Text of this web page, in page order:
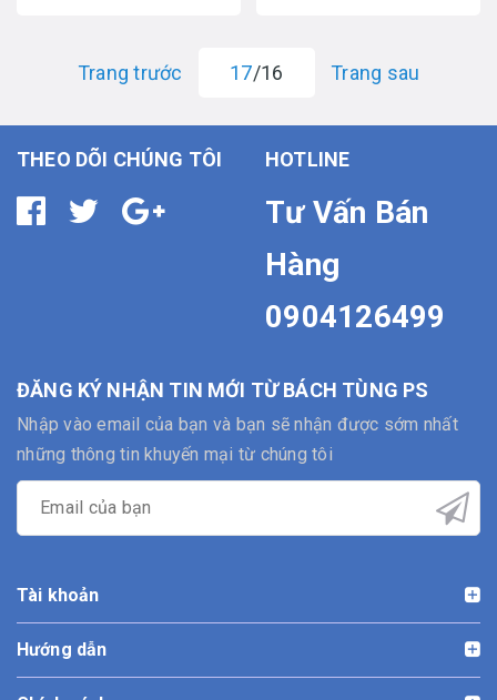
Trang trước 17/16 Trang sau
THEO DÕI CHÚNG TÔI HOTLINE
Tư Vấn Bán
Hàng
0904126499
ĐĂNG KÝ NHẬN TIN MỚI TỪ BÁCH TÙNG PS
Nhập vào email của bạn và bạn sẽ nhận được sớm nhất
những thông tin khuyến mại từ chúng tôi
Tài khoản
Hướng dẫn